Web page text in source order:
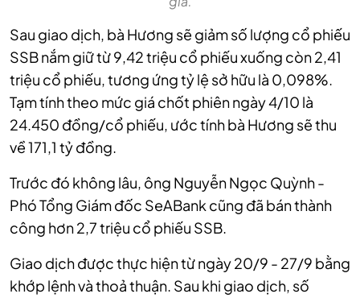
Sau giao dịch, bà Hương sẽ giảm số lượng cổ phiếu
SSB nắm giữ từ 9,42 triệu cổ phiếu xuống còn 2,41
triệu cổ phiếu, tương ứng tỷ lệ sở hữu là 0,098%.
Tạm tính theo mức giá chốt phiên ngày 4/10 là
24.450 đồng/cổ phiếu, ước tính bà Hương sẽ thu
về 171,1 tỷ đồng.
Trước đó không lâu, ông Nguyễn Ngọc Quỳnh -
Phó Tổng Giám đốc SeABank cũng đã bán thành
công hơn 2,7 triệu cổ phiếu SSB.
Giao dịch được thực hiện từ ngày 20/9 - 27/9 bằng
khớp lệnh và thoả thuận. Sau khi giao dịch, số